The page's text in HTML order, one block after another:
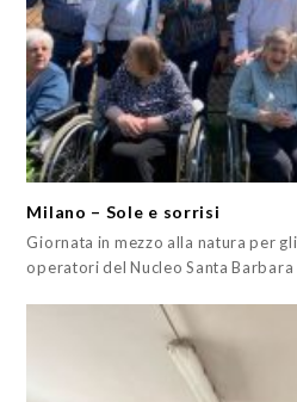
Milano – Sole e sorrisi
Giornata in mezzo alla natura per
operatori del Nucleo Santa